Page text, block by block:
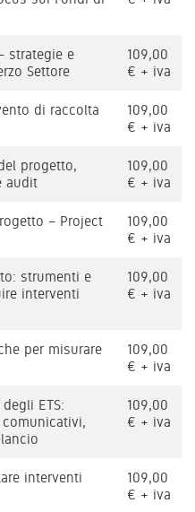
strategie e
Settore
109,00
€ + iva
di raccolta
109,00
€ + iva
progetto,
audit
109,00
€ + iva
– Project
109,00
€ + iva
strumenti e
interventi
109,00
€ + iva
per misurare
109,00
€ + iva
ETS:
109,00
€ + iva
interventi
109,00
€ + iva